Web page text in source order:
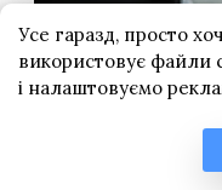
Усе гаразд, просто
використовує файли
і налаштовуємо